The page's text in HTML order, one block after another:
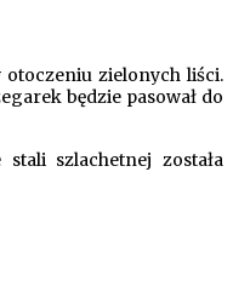
zielonych liści.
będzie pasował do
szlachetnej została